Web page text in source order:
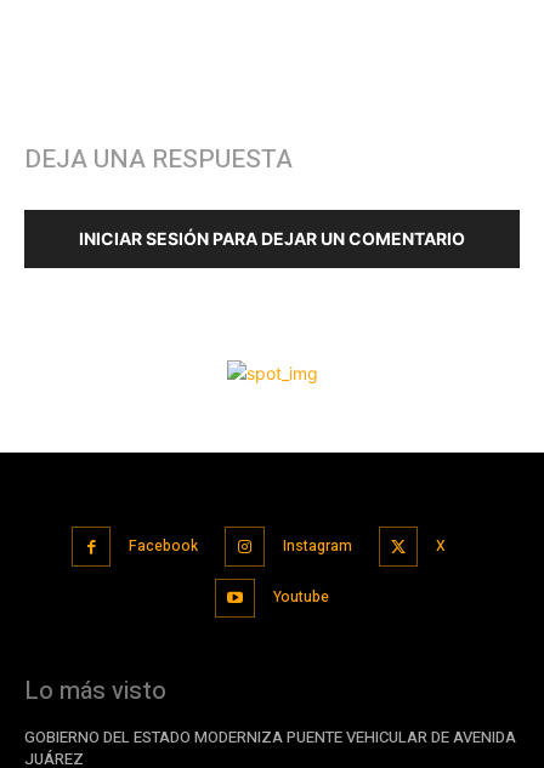
Facebook Instagram X
Youtube
Lo más visto
GOBIERNO DEL ESTADO MODERNIZA PUENTE VEHICULAR DE AVENIDA
JUÁREZ